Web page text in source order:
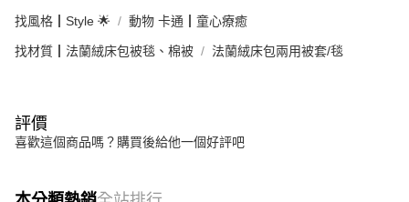
找風格┃Style 🌟 動物 卡通┃童心療癒
找材質┃法蘭絨床包被毯、棉被 法蘭絨床包兩用被套/毯
評價
喜歡這個商品嗎？購買後給他一個好評吧